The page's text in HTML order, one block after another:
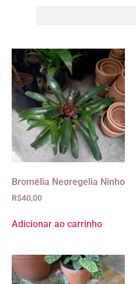
Bromélia Neoregelia Ninho
R$40,00
Adicionar ao carrinho